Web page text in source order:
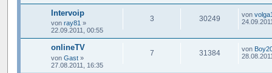
Intervoip
von ray81 »
22.09.2011, 00:55
3 30249 von
onlineTV
von Gast »
27.08.2011, 16:35
7 31384 von